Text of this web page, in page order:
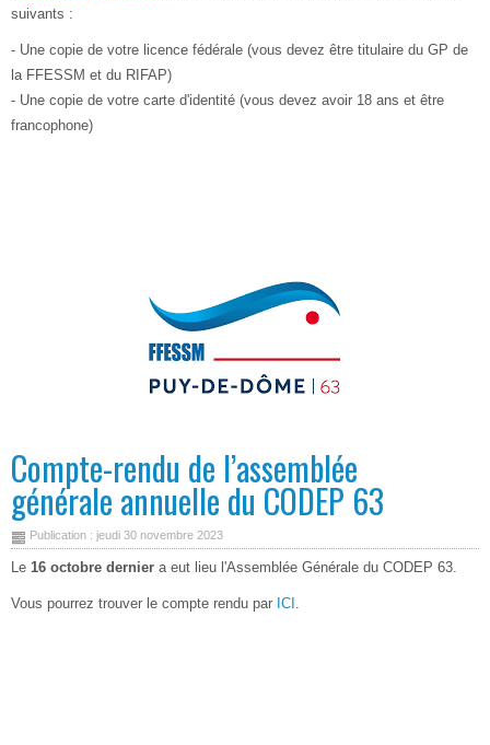
suivants :
- Une copie de votre licence fédérale (vous devez être titulaire du GP de
la FFESSM et du RIFAP)
- Une copie de votre carte d'identité (vous devez avoir 18 ans et être
francophone)
Compte-rendu de l’assemblée
générale annuelle du CODEP 63
Publication : jeudi 30 novembre 2023
Le 16 octobre dernier a eut lieu l'Assemblée Générale du CODEP 63.
Vous pourrez trouver le compte rendu par ICI .